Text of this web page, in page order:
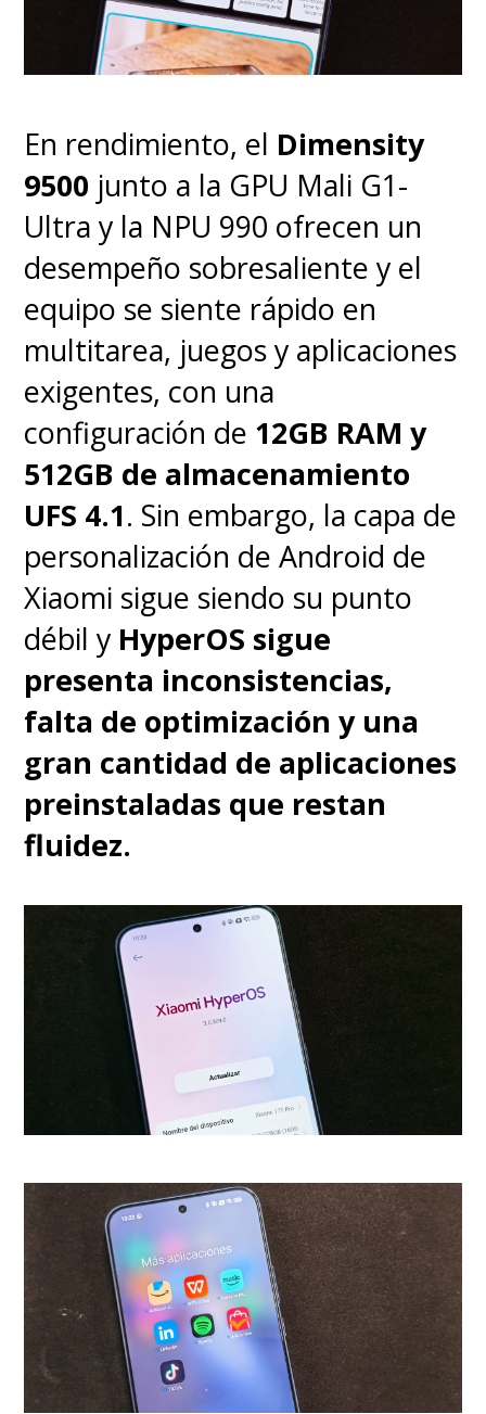
El problema es que
justamente él es el único
personaje no digital que
realmente salva. El factor
humano demuestra ser un
problema para el equipo
encabezado por el directorJeff
Fowler , que regresa tras la
primera entrega junto a los
guionistasPat CaseyyJosh
Miller, sumando al escritorJohn
Whittington(The Lego Batman
Movie).Si bien parecen haber
disfrutado con todos los
aspectos que dicen relación
con los videojuegos,
trastabillan al demostrar que
no saben qué hacer con los
personajes humanos .
Si bien la historia de fondo no es
más que la búsqueda de un
MacGuffin de turno, los
realizadores meten entremedio
un matrimonio en Hawái,
agentes con una misión secreta,
una secuencia de baile en Siberia
-¿en qué momento aprendieron
la coreografía?- y hasta dan
tiempo a un par de personajes
En rendimiento, el Dimensity
9500 junto a la GPU Mali G1-
Ultra y la NPU 990 ofrecen un
desempeño sobresaliente y el
equipo se siente rápido en
multitarea, juegos y aplicaciones
exigentes, con una
configuración de 12GB RAM y
512GB de almacenamiento
UFS 4.1. Sin embargo, la capa de
personalización de Android de
Xiaomi sigue siendo su punto
débil y HyperOS sigue
presenta inconsistencias,
falta de optimización y una
gran cantidad de aplicaciones
preinstaladas que restan
fluidez.